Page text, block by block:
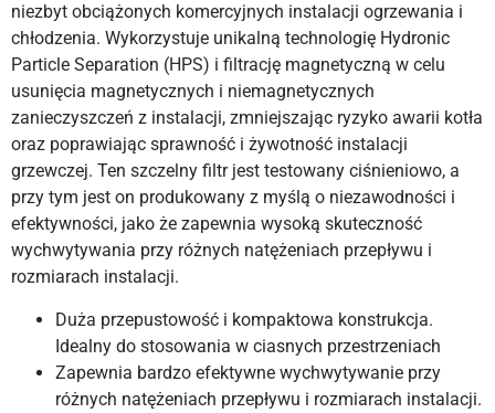
niezbyt obciążonych komercyjnych instalacji ogrzewania i
chłodzenia. Wykorzystuje unikalną technologię Hydronic
Particle Separation (HPS) i filtrację magnetyczną w celu
usunięcia magnetycznych i niemagnetycznych
zanieczyszczeń z instalacji, zmniejszając ryzyko awarii kotła
oraz poprawiając sprawność i żywotność instalacji
grzewczej. Ten szczelny filtr jest testowany ciśnieniowo, a
przy tym jest on produkowany z myślą o niezawodności i
efektywności, jako że zapewnia wysoką skuteczność
wychwytywania przy różnych natężeniach przepływu i
rozmiarach instalacji.
Duża przepustowość i kompaktowa konstrukcja.
Idealny do stosowania w ciasnych przestrzeniach
Zapewnia bardzo efektywne wychwytywanie przy
różnych natężeniach przepływu i rozmiarach instalacji.